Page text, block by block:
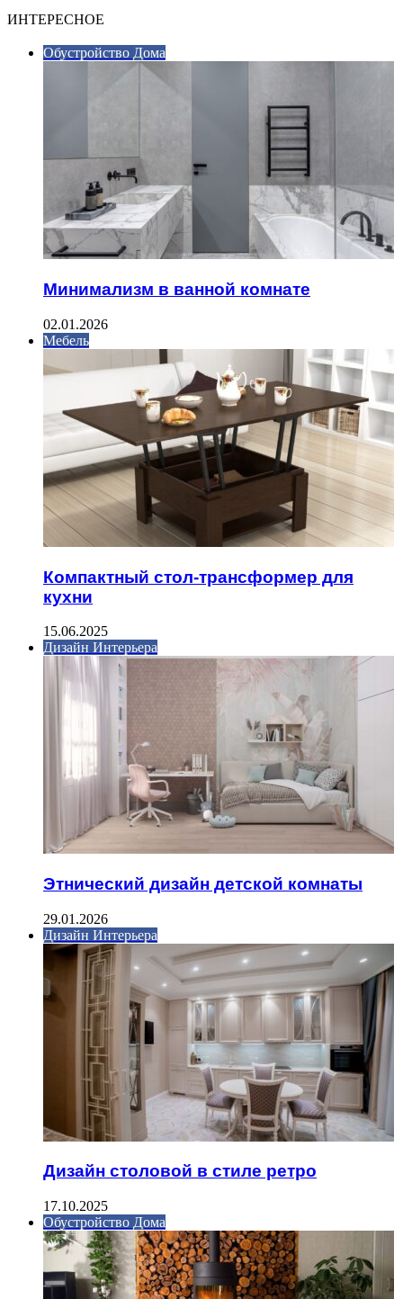
ИНТЕРЕСНОЕ
Обустройство Дома
Минимализм в ванной комнате
02.01.2026
Мебель
Компактный стол-трансформер для
кухни
15.06.2025
Дизайн Интерьера
Этнический дизайн детской комнаты
29.01.2026
Дизайн Интерьера
Дизайн столовой в стиле ретро
17.10.2025
Обустройство Дома